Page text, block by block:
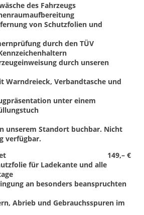
des Fahrzeugs
von Schutzfolien und
durch den TÜV
durch unseren
Warndreieck, Verbandtasche und
unter einem
unserem Standort buchbar. Nicht
verfügbar.
149,– €
für Ladekante und alle
an besonders beanspruchten
Abrieb und Gebrauchsspuren im